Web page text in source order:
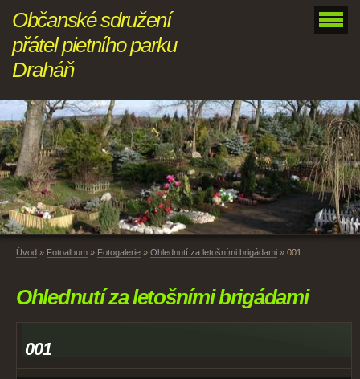
Občanské sdružení
přátel pietního parku
Draháň
Úvod » Fotoalbum » Fotogalerie » Ohlednutí za letošními brigádami » 001
Ohlednutí za letošními brigádami
001